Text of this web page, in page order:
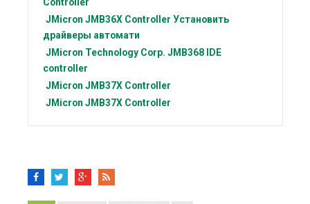
JMicron JMB36X Controller Установить
драйверы автомати
JMicron Technology Corp. JMB368 IDE
controller
JMicron JMB37X Controller
JMicron JMB37X Controller